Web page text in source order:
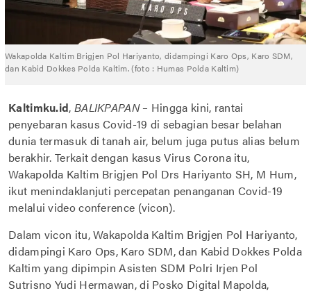
Wakapolda Kaltim Brigjen Pol Hariyanto, didampingi Karo Ops, Karo SDM,
dan Kabid Dokkes Polda Kaltim. (foto : Humas Polda Kaltim)
Kaltimku.id, BALIKPAPAN – Hingga kini, rantai
penyebaran kasus Covid-19 di sebagian besar belahan
dunia termasuk di tanah air, belum juga putus alias belum
berakhir. Terkait dengan kasus Virus Corona itu,
Wakapolda Kaltim Brigjen Pol Drs Hariyanto SH, M Hum,
ikut menindaklanjuti percepatan penanganan Covid-19
melalui video conference (vicon).
Dalam vicon itu, Wakapolda Kaltim Brigjen Pol Hariyanto,
didampingi Karo Ops, Karo SDM, dan Kabid Dokkes Polda
Kaltim yang dipimpin Asisten SDM Polri Irjen Pol
Sutrisno Yudi Hermawan, di Posko Digital Mapolda,